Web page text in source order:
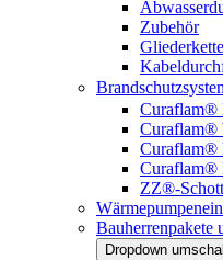
Zubehör
Curaflam®
Curaflam®
Curaflam®
Curaflam®
ZZ®-
Bauherrenpakete
Dropdown